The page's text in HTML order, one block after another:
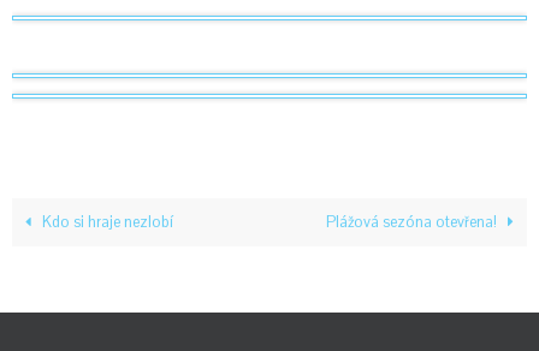
Kdo si hraje nezlobí Plážová sezóna otevřena!